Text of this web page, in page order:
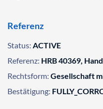
Referenz
Status: ACTIVE
Referenz: HRB 40369,
Rechtsform: Gesellschaft
Bestätigung: